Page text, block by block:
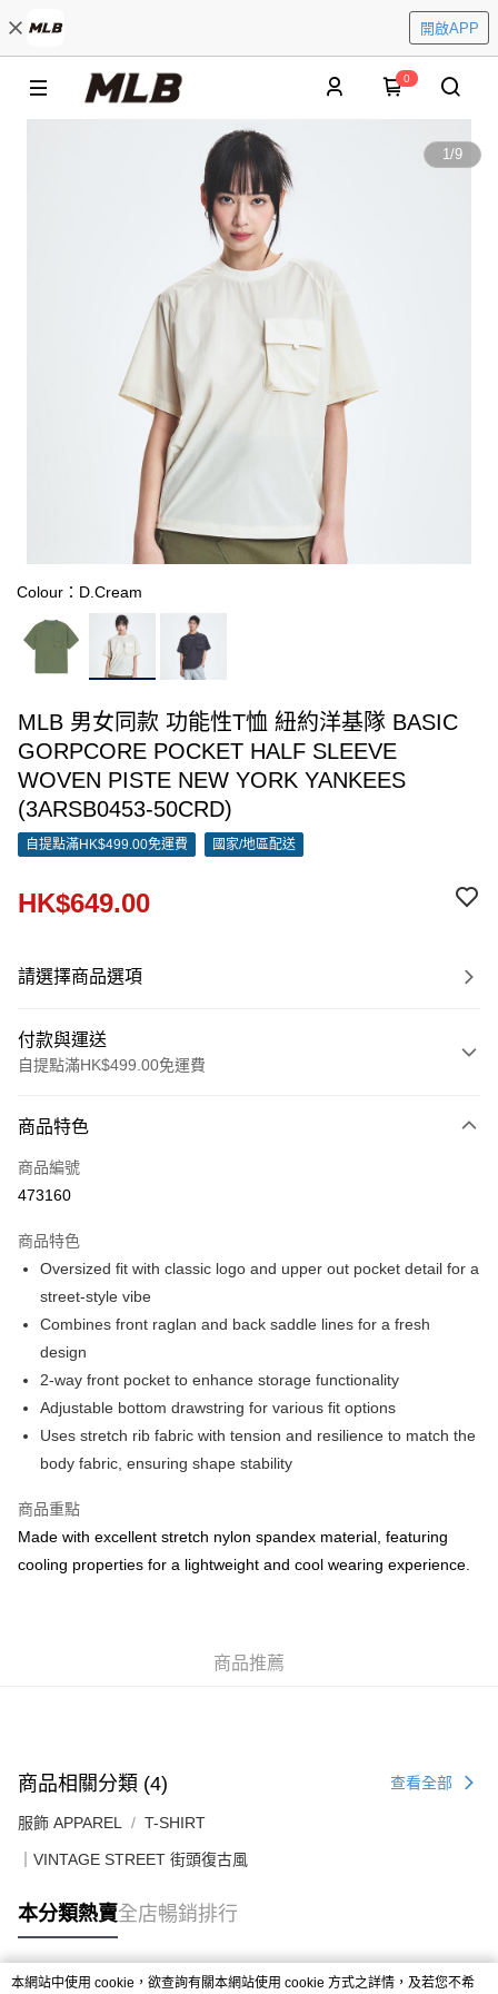
開啟APP
0
1/9
Colour：D.Cream
MLB 男女同款 功能性T恤 紐約洋基隊 BASIC
GORPCORE POCKET HALF SLEEVE
WOVEN PISTE NEW YORK YANKEES
(3ARSB0453-50CRD)
自提點滿HK$499.00免運費 國家/地區配送
HK$649.00
請選擇商品選項
付款與運送
自提點滿HK$499.00免運費
信用卡
Apple Pay
AlipayHK
WeChat Pay
送貨方式
付款後順豐合作便利店
送貨上門免運優惠
每筆HK$50.00，滿HK$499.00或以上免運費
商品特色
商品編號
473160
商品特色
Oversized fit with classic logo and upper out pocket detail for a
street-style vibe
Combines front raglan and back saddle lines for a fresh
design
2-way front pocket to enhance storage functionality
Adjustable bottom drawstring for various fit options
Uses stretch rib fabric with tension and resilience to match the
body fabric, ensuring shape stability
商品重點
Made with excellent stretch nylon spandex material, featuring
cooling properties for a lightweight and cool wearing experience.
商品推薦
商品相關分類 (4) 查看全部
服飾 APPAREL T-SHIRT
｜VINTAGE STREET 街頭復古風
本分類熱賣全店暢銷排行
本網站中使用 cookie，欲查詢有關本網站使用 cookie 方式之詳情，及若您不希